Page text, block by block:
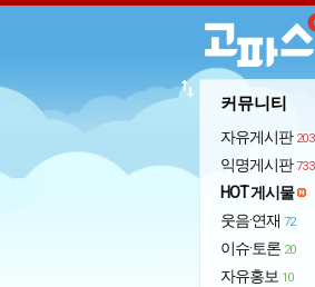
커뮤니티
자유게시판 203
익명게시판 733
HOT 게시물
웃음·연재 72
이슈·토론 20
자유홍보 10
import_export